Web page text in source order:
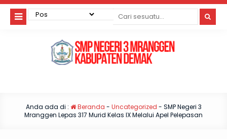
Anda ada di : Beranda - Uncategorized - SMP Negeri 3
Mranggen Lepas 317 Murid Kelas IX Melalui Apel Pelepasan